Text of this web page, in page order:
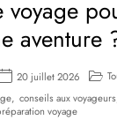
aventure
20 juillet 2026
, conseils aux voyageurs
voyage